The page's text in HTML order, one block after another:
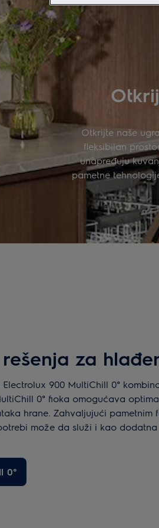
Otkrijte naše
fleksibilan
unapređuju
pametne
za
900 MultiChill 0°
0° fioka omogućava
hrane. Zahvaljujući pametnim
može da služi i kao
0°